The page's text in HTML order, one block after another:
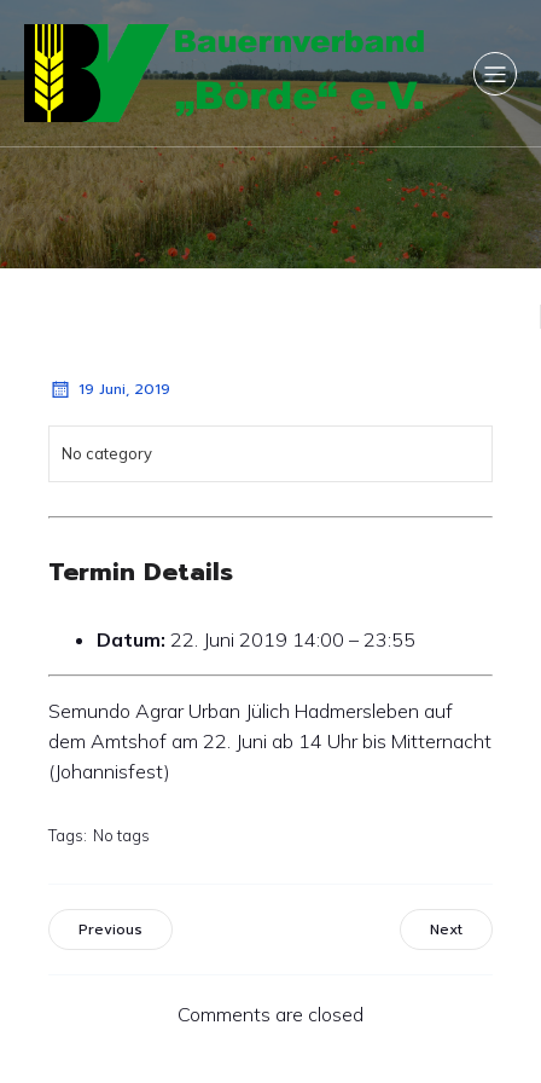
19 Juni, 2019
No category
Termin Details
Datum: 22. Juni 2019 14:00 – 23:55
Semundo Agrar Urban Jülich Hadmersleben auf
dem Amtshof am 22. Juni ab 14 Uhr bis Mitternacht
(Johannisfest)
Tags: No tags
Previous Next
Comments are closed